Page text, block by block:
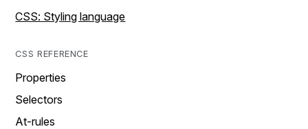
CSS: Styling language
CSS REFERENCE
Properties
Selectors
At-rules